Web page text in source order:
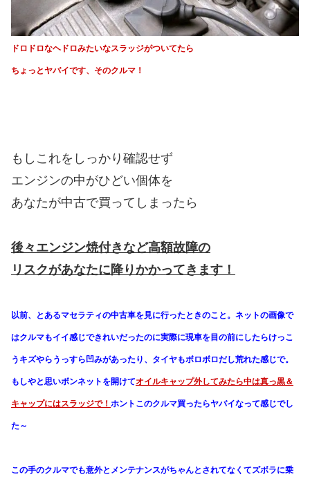
ドロドロなヘドロみたいなスラッジがついてたら
ちょっとヤバイです、そのクルマ！
もしこれをしっかり確認せず
エンジンの中がひどい個体を
あなたが中古で買ってしまったら
後々エンジン焼付きなど高額故障の
リスクがあなたに降りかかってきます！
以前、とあるマセラティの中古車を見に行ったときのこと。ネットの画像で
はクルマもイイ感じできれいだったのに実際に現車を目の前にしたらけっこ
うキズやらうっすら凹みがあったり、タイヤもボロボロだし荒れた感じで。
もしやと思いボンネットを開けてオイルキャップ外してみたら中は真っ黒＆
キャップにはスラッジで！ ホントこのクルマ買ったらヤバイなって感じでし
た～
この手のクルマでも意外とメンテナンスがちゃんとされてなくてズボラに乗